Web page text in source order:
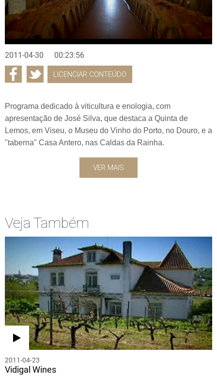
2011-04-30 00:23:56
LICENCIAR CONTEÚDO
Programa dedicado à viticultura e enologia, com
apresentação de José Silva, que destaca a Quinta de
Lemos, em Viseu, o Museu do Vinho do Porto, no Douro, e a
"taberna" Casa Antero, nas Caldas da Rainha.
VER MAIS
Veja Também
2011-04-23
Vidigal Wines